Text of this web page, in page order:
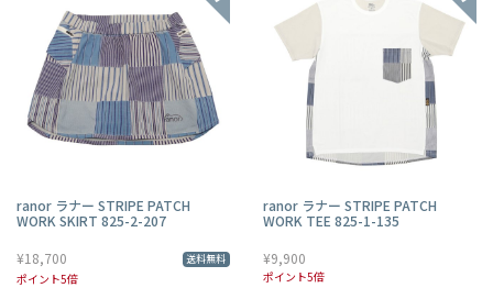
ranor ラナー STRIPE PATCH
WORK SKIRT 825-2-207
¥18,700 送料無料
ポイント5倍
ranor ラナー STRIPE PATCH
WORK TEE 825-1-135
¥9,900
ポイント5倍